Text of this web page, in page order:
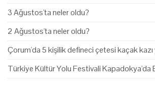
3 Ağustos'ta neler oldu?
2 Ağustos'ta neler oldu?
Çorum'da 5 kişilik defineci çetesi kaçak kazı
Türkiye Kültür Yolu Festivali Kapadokya'da